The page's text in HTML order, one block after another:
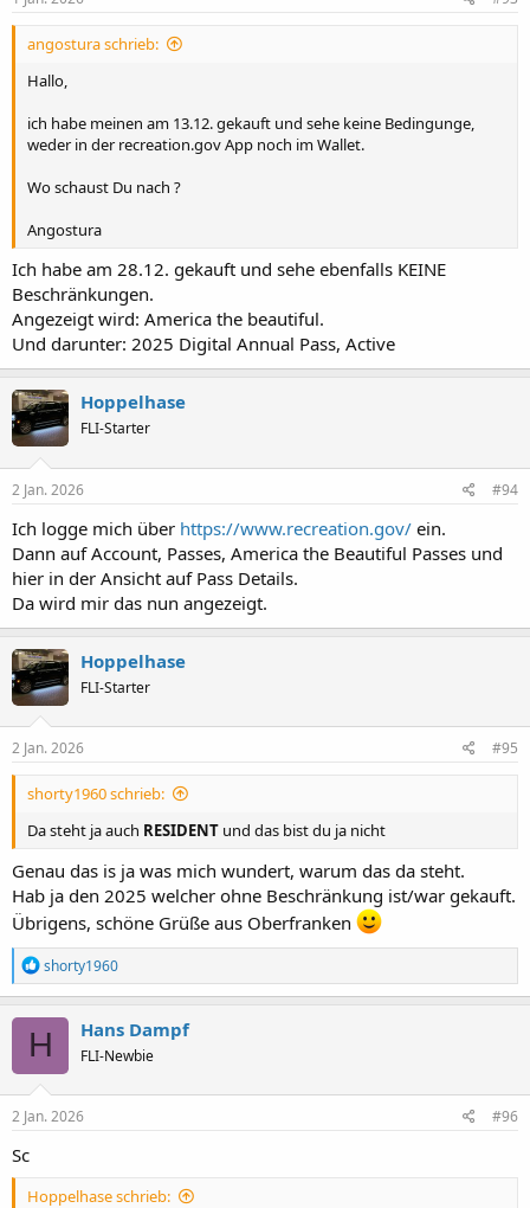
U.S. State- or Territory-Issued Driver's License or State
U.S. Passport (book or card)
Wie ist das bei euch?
angostura schrieb:
Hallo,
ich habe meinen am 13.12. gekauft und sehe keine Bedingunge,
weder in der recreation.gov App noch im Wallet.
Wo schaust Du nach ?
Angostura
Ich habe am 28.12. gekauft und sehe ebenfalls KEINE
Beschränkungen.
Angezeigt wird: America the beautiful.
Und darunter: 2025 Digital Annual Pass, Active
Hoppelhase
FLI-Starter
2 Jan. 2026 #94
Ich logge mich über https://www.recreation.gov/ ein.
Dann auf Account, Passes, America the Beautiful Passes und
hier in der Ansicht auf Pass Details.
Da wird mir das nun angezeigt.
Hoppelhase
FLI-Starter
2 Jan. 2026 #95
shorty1960 schrieb:
Da steht ja auch RESIDENT und das bist du ja nicht
Genau das is ja was mich wundert, warum das da steht.
Hab ja den 2025 welcher ohne Beschränkung ist/war gekauft.
Übrigens, schöne Grüße aus Oberfranken
R
e
a
k
t
o
n
e
shorty1960
H Hans Dampf
FLI-Newbie
2 Jan. 2026 #96
Sc
Hoppelhase schrieb: